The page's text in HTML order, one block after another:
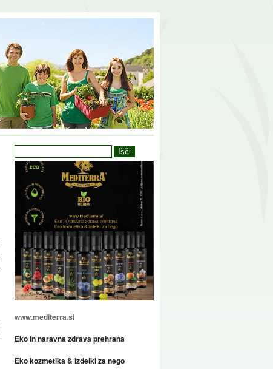
www.mediterra.si
Eko in naravna zdrava prehrana
Eko kozmetika & izdelki za nego